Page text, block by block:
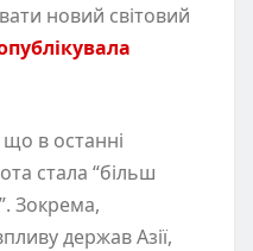
новий світовий
в останні
стала “більш
Зокрема,
держав Азії,